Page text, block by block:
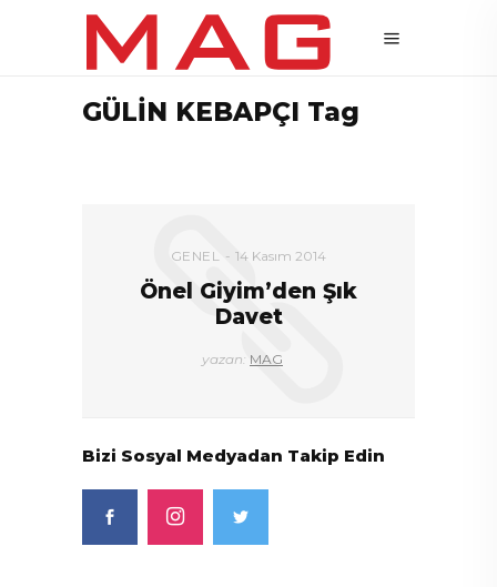
GÜLİN KEBAPÇI Tag
GENEL 14 Kasım 2014
Önel Giyim’den Şık
Davet
yazan: MAG
Bizi Sosyal Medyadan Takip Edin